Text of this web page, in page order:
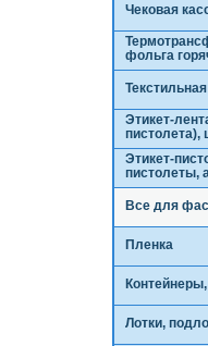
Чековая
фольга
Этикет-
пистолета),
Этикет-
пистолеты,
Все для
Пленка
Лотки,